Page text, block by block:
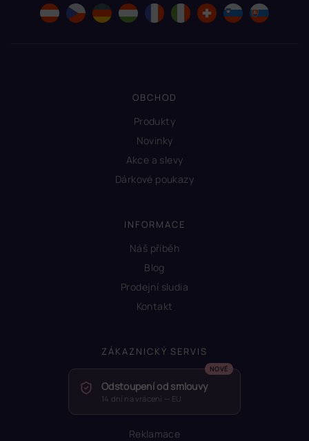
OBCHOD
Produkty
Novinky
Akce a slevy
Dárkové poukazy
INFORMACE
Náš příběh
Blog
Prodejní sludia
Kontakt
ZÁKAZNICKÝ SERVIS
Odstoupení od smlouvy
14 dní na vrácení — EU
Reklamace